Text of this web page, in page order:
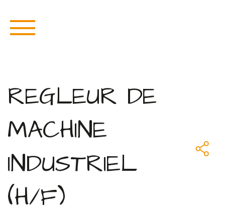
REGLEUR DE
MACHINE
INDUSTRIEL
(H/F)